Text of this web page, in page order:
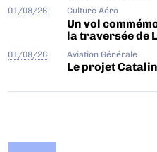
01/08/26 Culture Aéro
Un vol
la traversée de
01/08/26 Aviation Générale
Le projet